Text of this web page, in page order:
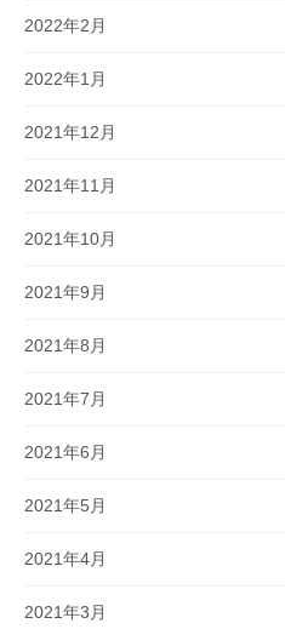
2022年2月
2022年1月
2021年12月
2021年11月
2021年10月
2021年9月
2021年8月
2021年7月
2021年6月
2021年5月
2021年4月
2021年3月